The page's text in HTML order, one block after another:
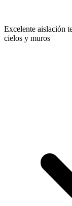
Excelente aislación
cielos y muros